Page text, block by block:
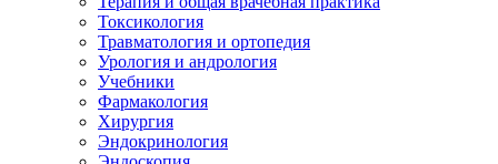
Токсикология
Травматология и ортопедия
Урология и андрология
Учебники
Фармакология
Хирургия
Эндокринология